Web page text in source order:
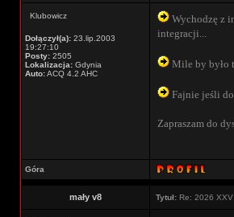
Klubowicz
Dołączył(a): 23.lip.2003
19:27:10
Posty: 2505
Lokalizacja: Gdynia
Auto:ACQ 4.2 AHC
Wychodzę z
integracji...
Mile by było
Fajnie jeśli
Zapraszam do
Góra
mały v8 Tytuł: Re: 2026